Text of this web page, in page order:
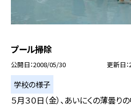
プール掃除
公開日 2008/05/30 更新日
学校の様子
５月３０日（金）、あいにくの薄曇り